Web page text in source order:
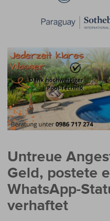
Untreue
Geld, postete
WhatsApp-
verhaftet